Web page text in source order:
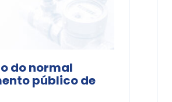
do normal
público de